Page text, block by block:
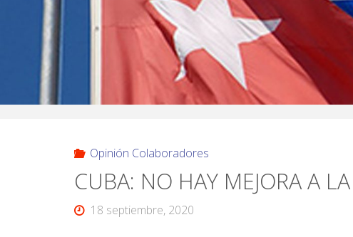
Opinión Colaboradores
CUBA: NO HAY MEJORA A
18 septiembre, 2020